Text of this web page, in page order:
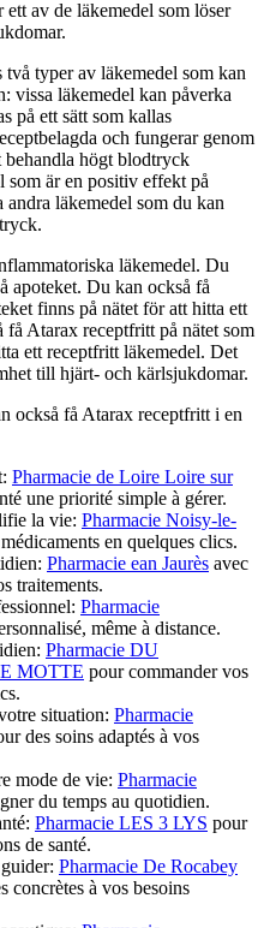
av de läkemedel som löser
två typer av läkemedel som kan
vissa läkemedel kan påverka
på ett sätt som kallas
och fungerar genom
behandla högt blodtryck
som är en positiv effekt på
läkemedel som du kan
läkemedel. Du
apoteket. Du kan också få
finns på nätet för att hitta ett
Atarax receptfritt på nätet som
ett receptfritt läkemedel. Det
till hjärt- och kärlsjukdomar.
också få Atarax receptfritt i en
Pharmacie de Loire Loire sur
une priorité simple à gérer.
la vie: Pharmacie Noisy-le-
en quelques clics.
Pharmacie ean Jaurès avec
traitements.
Pharmacie
même à distance.
Pharmacie DU
MOTTE pour commander vos
situation: Pharmacie
des soins adaptés à vos
mode de vie: Pharmacie
du temps au quotidien.
Pharmacie LES 3 LYS pour
de santé.
Pharmacie De Rocabey
concrètes à vos besoins